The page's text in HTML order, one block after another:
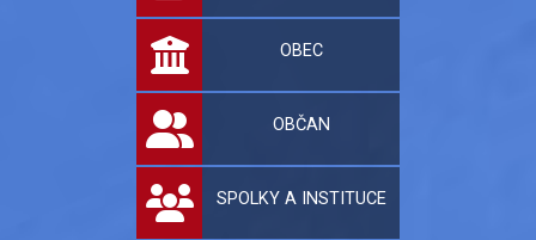
OBEC
OBČAN
SPOLKY A INSTITUCE